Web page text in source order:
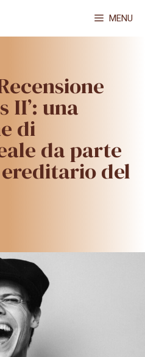
MENU
II’: una
di
da parte
del